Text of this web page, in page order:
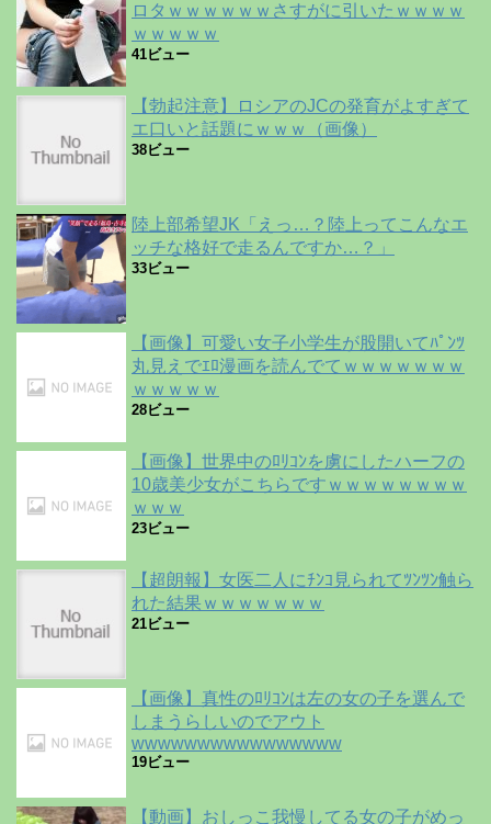
ロタｗｗｗｗｗｗさすがに引いたｗｗｗｗ
ｗｗｗｗｗ
41ビュー
【勃起注意】ロシアのJCの発育がよすぎて
エ口いと話題にｗｗｗ（画像）
38ビュー
陸上部希望JK「えっ…？陸上ってこんなエ
ッチな格好で走るんですか…？」
33ビュー
【画像】可愛い女子小学生が股開いてﾊﾟﾝﾂ
丸見えでｴﾛ漫画を読んでてｗｗｗｗｗｗｗ
ｗｗｗｗｗ
28ビュー
【画像】世界中のﾛﾘｺﾝを虜にしたハーフの
10歳美少女がこちらですｗｗｗｗｗｗｗｗ
ｗｗｗ
23ビュー
【超朗報】女医二人にﾁﾝｺ見られてﾂﾝﾂﾝ触ら
れた結果ｗｗｗｗｗｗｗ
21ビュー
【画像】真性のﾛﾘｺﾝは左の女の子を選んで
しまうらしいのでアウト
wwwwwwwwwwwwwwww
19ビュー
【動画】おしっこ我慢してる女の子がめっ